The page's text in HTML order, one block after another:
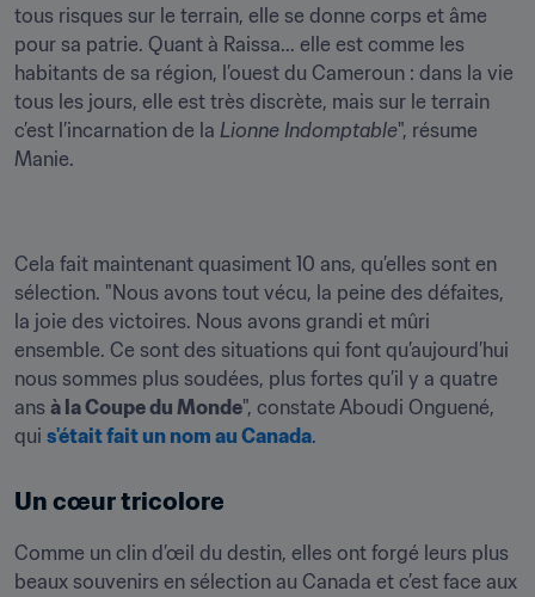
tous risques sur le terrain, elle se donne corps et âme
pour sa patrie. Quant à Raissa... elle est comme les
habitants de sa région, l’ouest du Cameroun : dans la vie
tous les jours, elle est très discrète, mais sur le terrain
c’est l’incarnation de la Lionne Indomptable", résume
Manie.
Cela fait maintenant quasiment 10 ans, qu’elles sont en
sélection. "Nous avons tout vécu, la peine des défaites,
la joie des victoires. Nous avons grandi et mûri
ensemble. Ce sont des situations qui font qu’aujourd’hui
nous sommes plus soudées, plus fortes qu’il y a quatre
ans à la Coupe du Monde", constate Aboudi Onguené,
qui s'était fait un nom au Canada.
Un cœur tricolore
Comme un clin d’œil du destin, elles ont forgé leurs plus